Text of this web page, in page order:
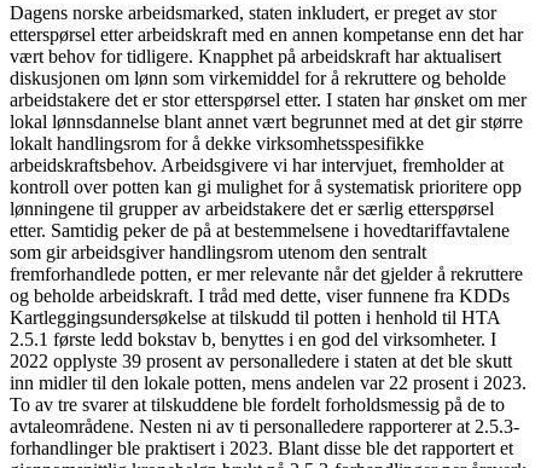
Dagens norske arbeidsmarked, staten inkludert, er preget av stor
etterspørsel etter arbeidskraft med en annen kompetanse enn det har
vært behov for tidligere. Knapphet på arbeidskraft har aktualisert
diskusjonen om lønn som virkemiddel for å rekruttere og beholde
arbeidstakere det er stor etterspørsel etter. I staten har ønsket om mer
lokal lønnsdannelse blant annet vært begrunnet med at det gir større
lokalt handlingsrom for å dekke virksomhetsspesifikke
arbeidskraftsbehov. Arbeidsgivere vi har intervjuet, fremholder at
kontroll over potten kan gi mulighet for å systematisk prioritere opp
lønningene til grupper av arbeidstakere det er særlig etterspørsel
etter. Samtidig peker de på at bestemmelsene i hovedtariffavtalene
som gir arbeidsgiver handlingsrom utenom den sentralt
fremforhandlede potten, er mer relevante når det gjelder å rekruttere
og beholde arbeidskraft. I tråd med dette, viser funnene fra KDDs
Kartleggingsundersøkelse at tilskudd til potten i henhold til HTA
2.5.1 første ledd bokstav b, benyttes i en god del virksomheter. I
2022 opplyste 39 prosent av personalledere i staten at det ble skutt
inn midler til den lokale potten, mens andelen var 22 prosent i 2023.
To av tre svarer at tilskuddene ble fordelt forholdsmessig på de to
avtaleområdene. Nesten ni av ti personalledere rapporterer at 2.5.3-
forhandlinger ble praktisert i 2023. Blant disse ble det rapportert et